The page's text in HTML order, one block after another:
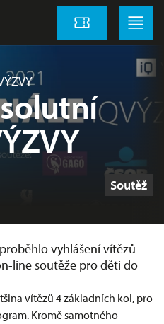
Vstupenky
Menu
Štítky
Soutěž
vyhlášení vítězů
line soutěže pro děti do
vítězů 4 základních kol, pro
Kromě samotného